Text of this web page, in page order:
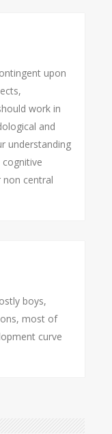
upon
work in
and
understanding
central
boys,
most of
curve